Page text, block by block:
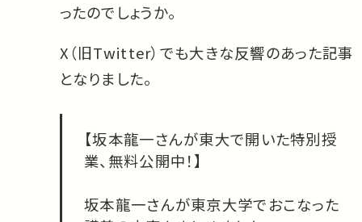
ったのでしょうか。
X（旧Twitter）でも大きな反響のあった記事
となりました。
【坂本龍一さんが東大で開いた特別授
業、無料公開中！】
坂本龍一さんが東京大学でおこなった